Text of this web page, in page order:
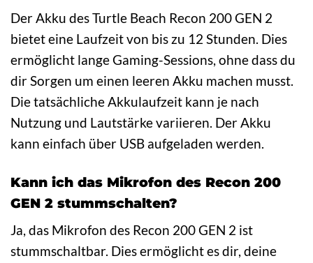
Der Akku des Turtle Beach Recon 200 GEN 2
bietet eine Laufzeit von bis zu 12 Stunden. Dies
ermöglicht lange Gaming-Sessions, ohne dass du
dir Sorgen um einen leeren Akku machen musst.
Die tatsächliche Akkulaufzeit kann je nach
Nutzung und Lautstärke variieren. Der Akku
kann einfach über USB aufgeladen werden.
Kann ich das Mikrofon des Recon 200
GEN 2 stummschalten?
Ja, das Mikrofon des Recon 200 GEN 2 ist
stummschaltbar. Dies ermöglicht es dir, deine